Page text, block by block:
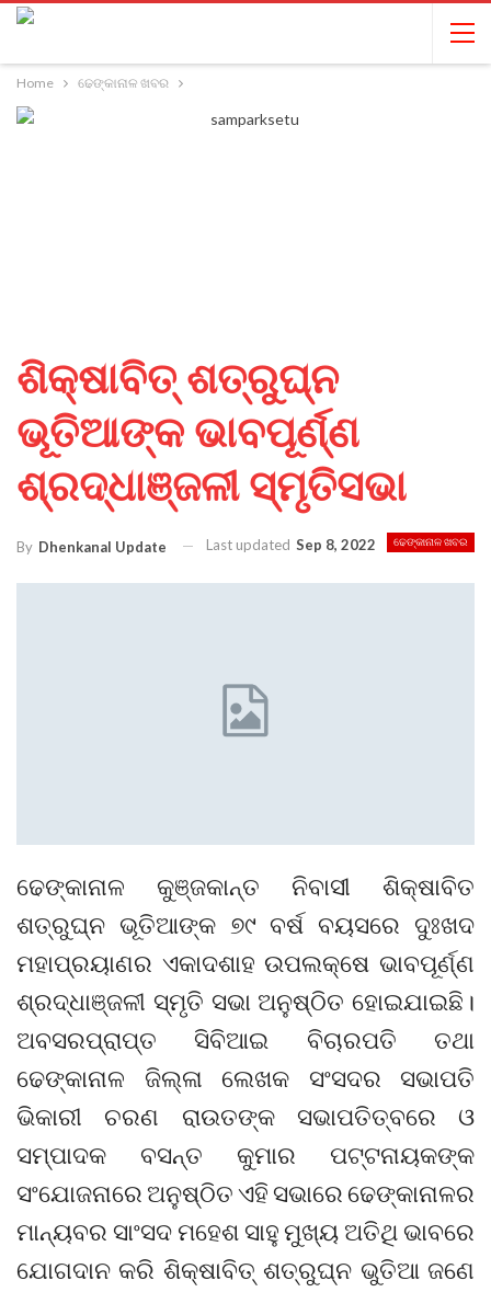
Home ଢେଙ୍କାନାଳ ଖବର
ଶିକ୍ଷାବିତ୍ ଶତ୍ରୁଘ୍ନ
ଭୂତିଆଙ୍କ ଭାବପୂର୍ଣ୍ଣ
ଶ୍ରଦ୍ଧାଞ୍ଜଳୀ ସ୍ମୃତିସଭା
ଢେଙ୍କାନାଳ ଖବର
By Dhenkanal Update Last updated Sep 8, 2022
ଢେଙ୍କାନାଳ କୁଞ୍ଜକାନ୍ତ ନିବାସୀ ଶିକ୍ଷାବିତ
ଶତ୍ରୁଘ୍ନ ଭୂତିଆଙ୍କ ୭୯ ବର୍ଷ ବୟସରେ ଦୁଃଖଦ
ମହାପ୍ରୟାଣର ଏକାଦଶାହ ଉପଲକ୍ଷେ ଭାବପୂର୍ଣ୍ଣ
ଶ୍ରଦ୍ଧାଞ୍ଜଳୀ ସ୍ମୃତି ସଭା ଅନୁଷ୍ଠିତ ହୋଇଯାଇଛି।
ଅବସରପ୍ରାପ୍ତ ସିବିଆଇ ବିଚାରପତି ତଥା
ଢେଙ୍କାନାଳ ଜିଲ୍ଳା ଲେଖକ ସଂସଦର ସଭାପତି
ଭିକାରୀ ଚରଣ ରାଉତଙ୍କ ସଭାପତିତ୍ବରେ ଓ
ସମ୍ପାଦକ ବସନ୍ତ କୁମାର ପଟ୍ଟନାୟକଙ୍କ
ସଂଯୋଜନାରେ ଅନୁଷ୍ଠିତ ଏହି ସଭାରେ ଢେଙ୍କାନାଳର
ମାନ୍ୟବର ସାଂସଦ ମହେଶ ସାହୁ ମୁଖ୍ୟ ଅତିଥି ଭାବରେ
ଯୋଗଦାନ କରି ଶିକ୍ଷାବିତ୍ ଶତ୍ରୁଘ୍ନ ଭୁତିଆ ଜଣେ